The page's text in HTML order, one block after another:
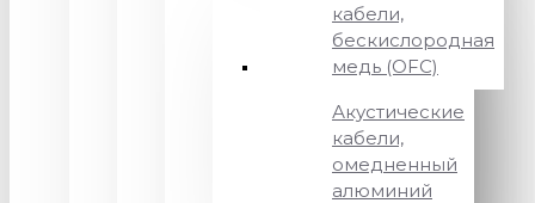
кабели,
бескислородная
медь (OFC)
Акустические
кабели,
омедненный
алюминий